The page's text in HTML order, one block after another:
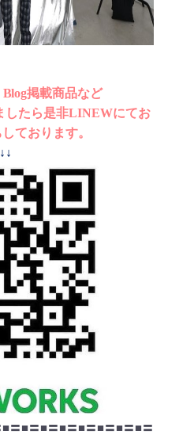
掲載商品など
したら是非LINEWにてお
ております。
〓■〓■〓■〓■〓■〓■〓■〓